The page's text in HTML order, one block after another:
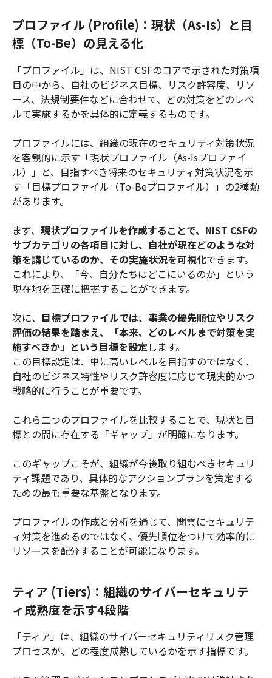
プロファイル (Profile)：現状（As-Is）と目
標（To-Be）の見える化
「プロファイル」は、NIST CSFのコアで示された対策項
目の中から、自社のビジネス目標、リスク許容度、リソ
ース、法規制要件などに合わせて、どの対策をどのレベ
ルで実施するかを具体的に定義するものです。
プロファイルには、組織の現在のセキュリティ対策状況
を客観的に示す「現状プロファイル（As-Isプロファイ
ル）」と、目指すべき将来のセキュリティ対策状況を示
す「目標プロファイル（To-Beプロファイル）」の2種類
があります。
まず、 現状プロファイルを作成することで、NIST CSFの
サブカテゴリの各項目に対し、自社が現在どのような対
策を講じているのか、その実施状況を可視化できます。
これにより、「今、自分たちはどこにいるのか」という
現在地を正確に把握することができます。
次に、 目標プロファイルでは、事業の優先順位やリスク
評価の結果を踏まえ、「本来、どのレベルまで対策を実
施すべきか」という目標を設定します。
この目標設定は、単に高いレベルを目指すのではなく、
自社のビジネス特性やリスク許容度に応じて現実的かつ
戦略的に行うことが重要です。
これら二つのプロファイルを比較することで、現状と目
標との間に存在する「ギャップ」が明確になります。
このギャップこそが、組織が今後取り組むべきセキュリ
ティ課題であり、具体的なアクションプランを策定する
ための最も重要な基盤となります。
プロファイルの作成と分析を通じて、闇雲にセキュリテ
ィ対策を進めるのではなく、優先順位をつけて効率的に
リソースを配分することが可能になります。
ティア (Tiers)：組織のサイバーセキュリテ
ィ成熟度を示す4段階
「ティア」は、組織のサイバーセキュリティリスク管理
プロセスが、どの程度成熟しているかを示す指標です。